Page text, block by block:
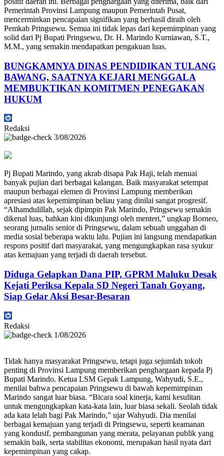
Pemerintah Provinsi Lampung maupun Pemerintah Pusat,
mencerminkan pencapaian signifikan yang berhasil diraih oleh
Pemkab Pringsewu. Semua ini tidak lepas dari kepemimpinan yang
solid dari Pj Bupati Pringsewu, Dr. H. Marindo Kurniawan, S.T.,
M.M., yang semakin mendapatkan pengakuan luas.
BUNGKAMNYA DINAS PENDIDIKAN TULANG
BAWANG, SAATNYA KEJARI MENGGALA
MEMBUKTIKAN KOMITMEN PENEGAKAN
HUKUM
Redaksi
3/08/2026
Pj Bupati Marindo, yang akrab disapa Pak Haji, telah menuai
banyak pujian dari berbagai kalangan. Baik masyarakat setempat
maupun berbagai elemen di Provinsi Lampung memberikan
apresiasi atas kepemimpinan beliau yang dinilai sangat progresif.
“Alhamdulillah, sejak dipimpin Pak Marindo, Pringsewu semakin
dikenal luas, bahkan kini dikunjungi oleh menteri,” ungkap Borneo,
seorang jurnalis senior di Pringsewu, dalam sebuah unggahan di
media sosial beberapa waktu lalu. Pujian ini langsung mendapatkan
respons positif dari masyarakat, yang mengungkapkan rasa syukur
atas kemajuan yang terjadi di daerah tersebut.
Diduga Gelapkan Dana PIP, GPRM Maluku Desak
Kejati Periksa Kepala SD Negeri Tanah Goyang,
Siap Gelar Aksi Besar-Besaran
Redaksi
1/08/2026
Tidak hanya masyarakat Pringsewu, tetapi juga sejumlah tokoh
penting di Provinsi Lampung memberikan penghargaan kepada Pj
Bupati Marindo. Ketua LSM Gepak Lampung, Wahyudi, S.E.,
menilai bahwa pencapaian Pringsewu di bawah kepemimpinan
Marindo sangat luar biasa. “Bicara soal kinerja, kami kesulitan
untuk mengungkapkan kata-kata lain, luar biasa sekali. Seolah tidak
ada kata lelah bagi Pak Marindo,” ujar Wahyudi. Dia menilai
berbagai kemajuan yang terjadi di Pringsewu, seperti keamanan
yang kondusif, pembangunan yang merata, pelayanan publik yang
semakin baik, serta stabilitas ekonomi, merupakan hasil nyata dari
kepemimpinan yang cakap.